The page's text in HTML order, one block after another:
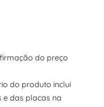
do preço
do produto inclui
e das placas na